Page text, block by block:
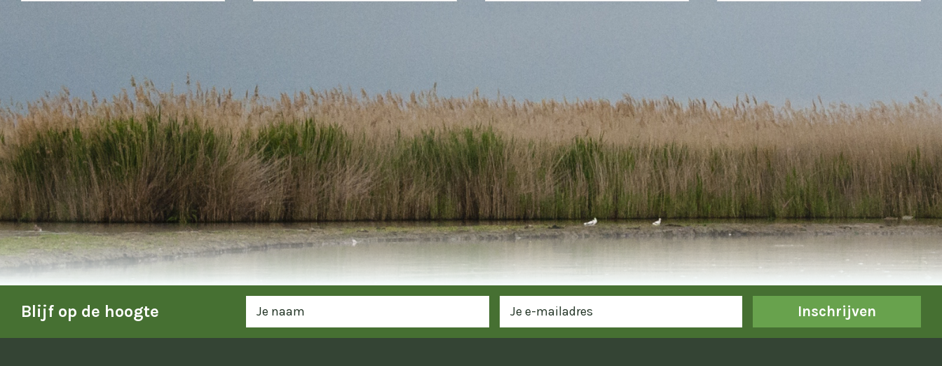
Blijf op de hoogte Inschrijven